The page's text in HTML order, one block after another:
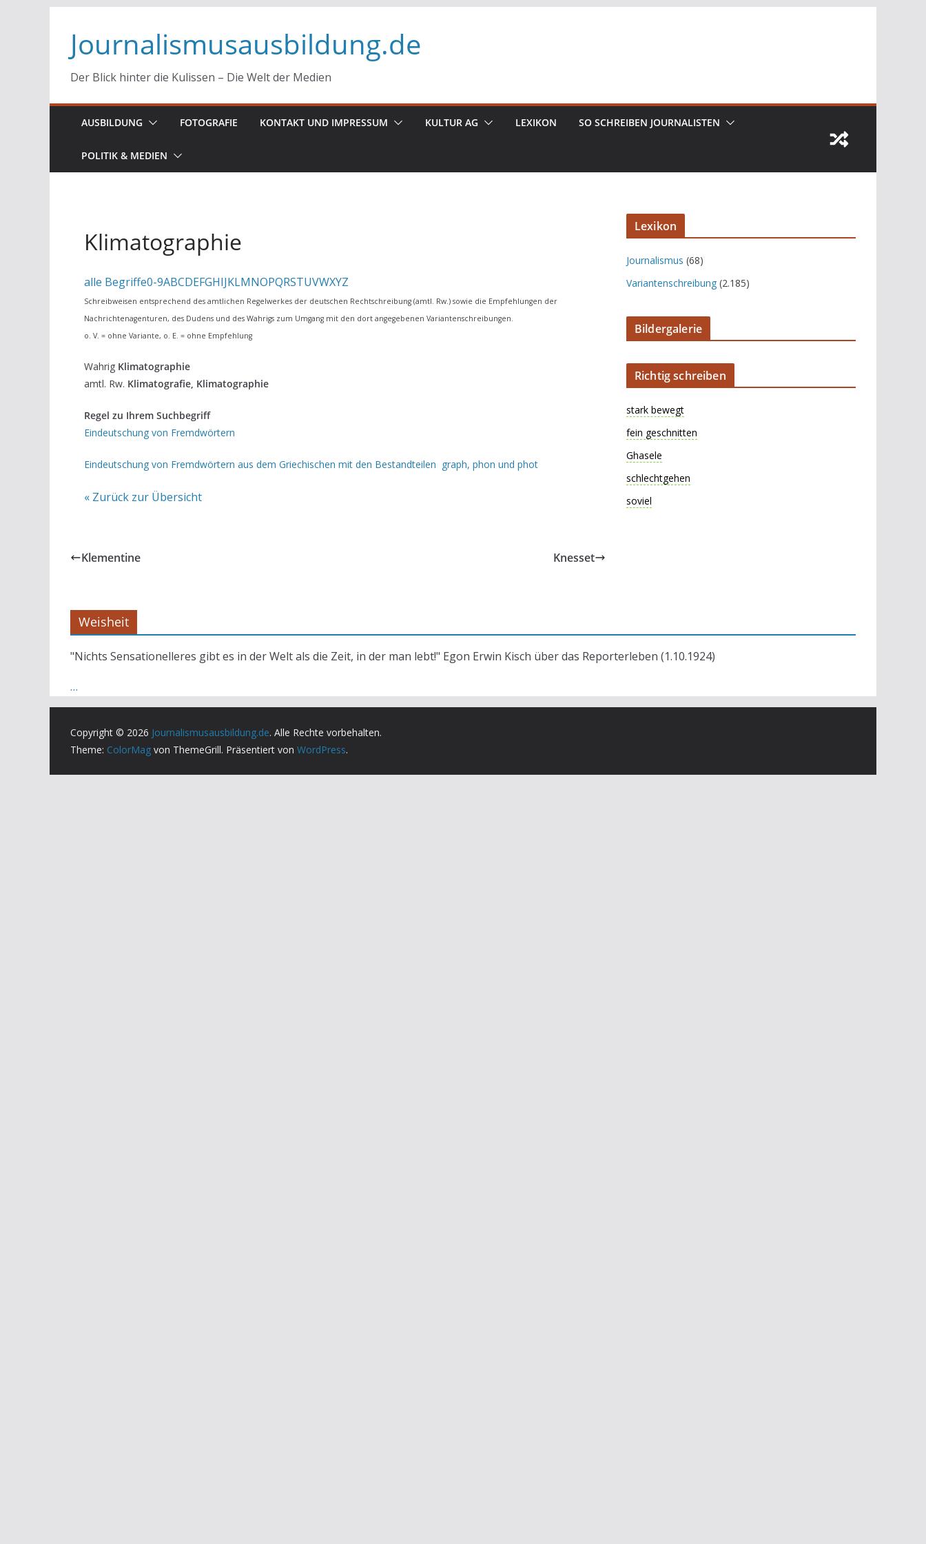
Inhalt
springen
Journalismusausbildung.de
Der Blick hinter die Kulissen – Die Welt der Medien
AUSBILDUNG FOTOGRAFIE KONTAKT UND IMPRESSUM KULTUR AG LEXIKON SO SCHREIBEN JOURNALISTEN
POLITIK & MEDIEN
Klimatographie
alle Begriffe0-9ABCDEFGHIJKLMNOPQRSTUVWXYZ
Schreibweisen entsprechend des amtlichen Regelwerkes der deutschen Rechtschreibung (amtl. Rw.) sowie die Empfehlungen der
Nachrichtenagenturen, des Dudens und des Wahrigs zum Umgang mit den dort angegebenen Variantenschreibungen.
o. V. = ohne Variante, o. E. = ohne Empfehlung
Wahrig Klimatographie
amtl. Rw. Klimatografie, Klimatographie
Regel zu Ihrem Suchbegriff
Eindeutschung von Fremdwörtern
Eindeutschung von Fremdwörtern aus dem Griechischen mit den Bestandteilen graph, phon und phot
« Zurück zur Übersicht
Klementine Knesset
Lexikon
Journalismus (68)
Variantenschreibung (2.185)
Bildergalerie
Richtig schreiben
stark bewegt
fein geschnitten
Ghasele
schlechtgehen
soviel
Weisheit
"Nichts Sensationelleres gibt es in der Welt als die Zeit, in der man lebt!" Egon Erwin Kisch über das Reporterleben (1.10.1924)
…
Copyright © 2026 Journalismusausbildung.de. Alle Rechte vorbehalten.
Theme: ColorMag von ThemeGrill. Präsentiert von WordPress.